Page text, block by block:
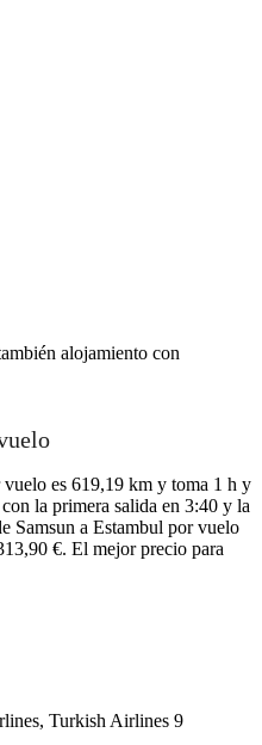
alojamiento con
es 619,19 km y toma 1 h y
la primera salida en 3:40 y la
Samsun a Estambul por vuelo
€. El mejor precio para
Turkish Airlines 9